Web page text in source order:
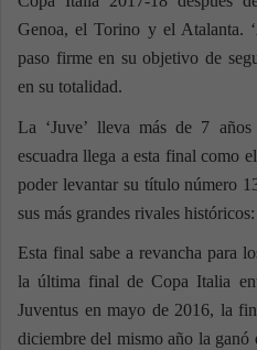
Genoa, el Torino y el Atalanta. ‘
paso firme en su objetivo de
en su totalidad.
La ‘Juve’ lleva más de 7
escuadra llega a esta final como
poder levantar su título número
sus más grandes rivales
Esta final sabe a revancha para
la última final de Copa Italia
Juventus en mayo de 2016, la
diciembre del mismo año la